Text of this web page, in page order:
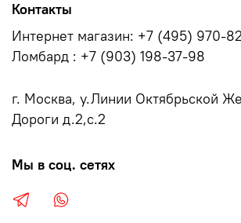
Контакты
Интернет магазин: +7 (495) 970-
Ломбард : +7 (903) 198-37-98
г. Москва, у.Линии Октябрьской
Дороги д.2,с.2
Мы в соц. сетях